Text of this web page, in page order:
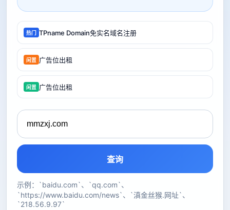
热门 TPname Domain免实名域名注册
闲置 广告位出租
闲置 广告位出租
查询
示例：`baidu.com`、`qq.com`、
`https://www.baidu.com/news`、`滇金丝猴.网址`、
`218.56.9.97`